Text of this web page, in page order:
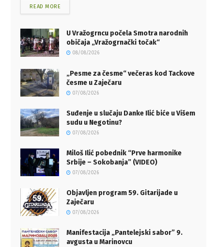
READ MORE
U Vražogrncu počela Smotra narodnih
običaja „Vražogrnački točak“
08/08/2026
„Pesme za česme“ večeras kod Tackove
česme u Zaječaru
07/08/2026
Suđenje u slučaju Danke Ilić biće u Višem
sudu u Negotinu?
07/08/2026
Miloš Ilić pobednik “Prve harmonike
Srbije – Sokobanja” (VIDEO)
07/08/2026
Objavljen program 59. Gitarijade u
Zaječaru
07/08/2026
Manifestacija „Pantelejski sabor” 9.
avgusta u Marinovcu